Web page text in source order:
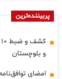
پربیننده‌ترین
و بلوچستان
امضای توافق‌نامه